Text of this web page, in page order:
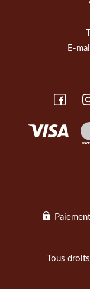
E-
Tous